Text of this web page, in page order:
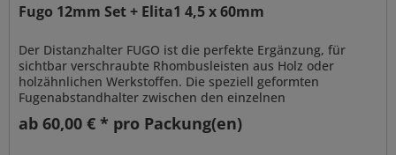
Fugo 12mm Set + Elita1 4,5 x 60mm
Der Distanzhalter FUGO ist die perfekte Ergänzung, für
sichtbar verschraubte Rhombusleisten aus Holz oder
holzähnlichen Werkstoffen. Die speziell geformten
Fugenabstandhalter zwischen den einzelnen
Rhombusleisten schaffen ein...
ab 60,00 € * pro Packung(en)